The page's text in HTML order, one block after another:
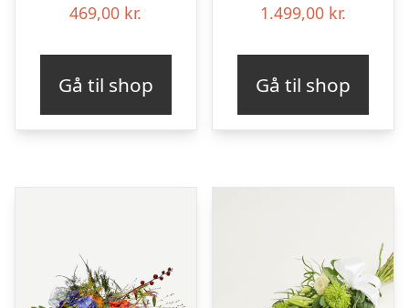
469,00 kr.
Gå til shop
1.499,00 kr.
Gå til shop